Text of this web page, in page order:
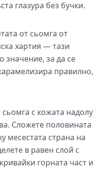
глазура без бучки.
от сьомга от
хартия — тази
значение, за да се
правилно,
с кожата надолу
Сложете половината
месестата страна на
в равен слой с
горната част и